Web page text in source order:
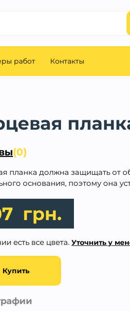
работ Контакты
(0)
планка должна защищать от
основания, поэтому она
грн.
есть все цвета. Уточнить у
Купить